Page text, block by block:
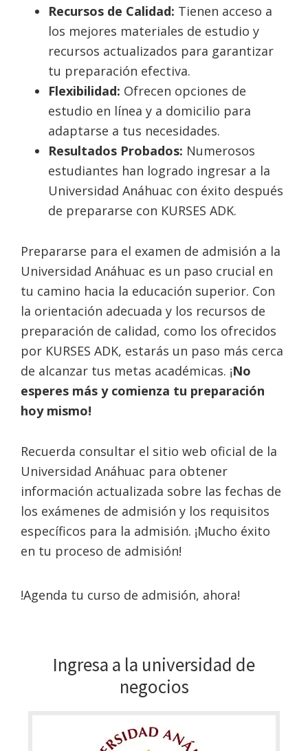
Recursos de Calidad: Tienen acceso a
los mejores materiales de estudio y
recursos actualizados para garantizar
tu preparación efectiva.
Flexibilidad: Ofrecen opciones de
estudio en línea y a domicilio para
adaptarse a tus necesidades.
Resultados Probados: Numerosos
estudiantes han logrado ingresar a la
Universidad Anáhuac con éxito después
de prepararse con KURSES ADK.
Prepararse para el examen de admisión a la
Universidad Anáhuac es un paso crucial en
tu camino hacia la educación superior. Con
la orientación adecuada y los recursos de
preparación de calidad, como los ofrecidos
por KURSES ADK, estarás un paso más cerca
de alcanzar tus metas académicas. ¡No
esperes más y comienza tu preparación
hoy mismo!
Recuerda consultar el sitio web oficial de la
Universidad Anáhuac para obtener
información actualizada sobre las fechas de
los exámenes de admisión y los requisitos
específicos para la admisión. ¡Mucho éxito
en tu proceso de admisión!
!Agenda tu curso de admisión, ahora!
Ingresa a la universidad de
negocios